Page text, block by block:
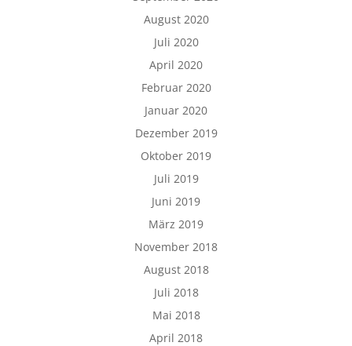
August 2020
Juli 2020
April 2020
Februar 2020
Januar 2020
Dezember 2019
Oktober 2019
Juli 2019
Juni 2019
März 2019
November 2018
August 2018
Juli 2018
Mai 2018
April 2018